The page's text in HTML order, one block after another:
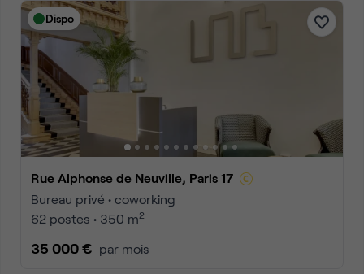
Dispo
Rue Alphonse de Neuville, Paris 17
Bureau privé • coworking
62 postes • 350 m2
35 000 € par mois